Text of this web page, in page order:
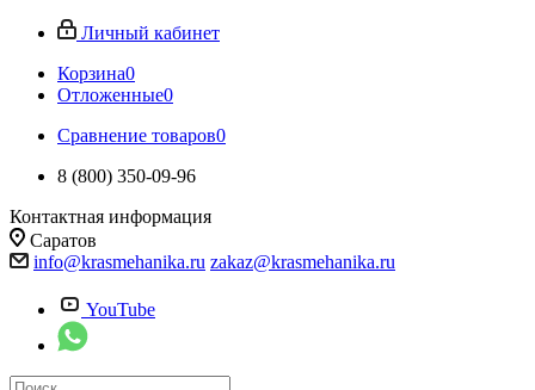
Личный кабинет
Корзина0
Отложенные0
Сравнение товаров0
8 (800) 350-09-96
Контактная информация
Саратов
info@krasmehanika.ru zakaz@krasmehanika.ru
YouTube